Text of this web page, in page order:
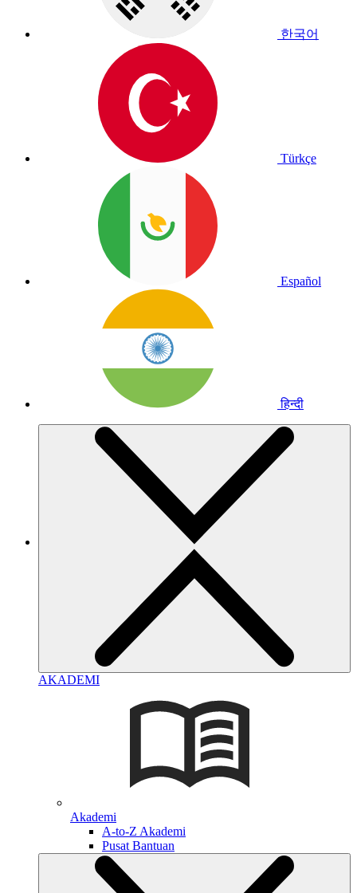
한국어
Türkçe
Español
हिन्दी
AKADEMI
Akademi
A-to-Z Akademi
Pusat Bantuan